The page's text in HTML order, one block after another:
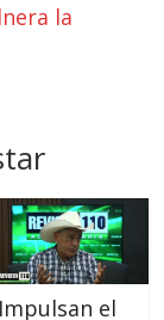
la
Impulsan el